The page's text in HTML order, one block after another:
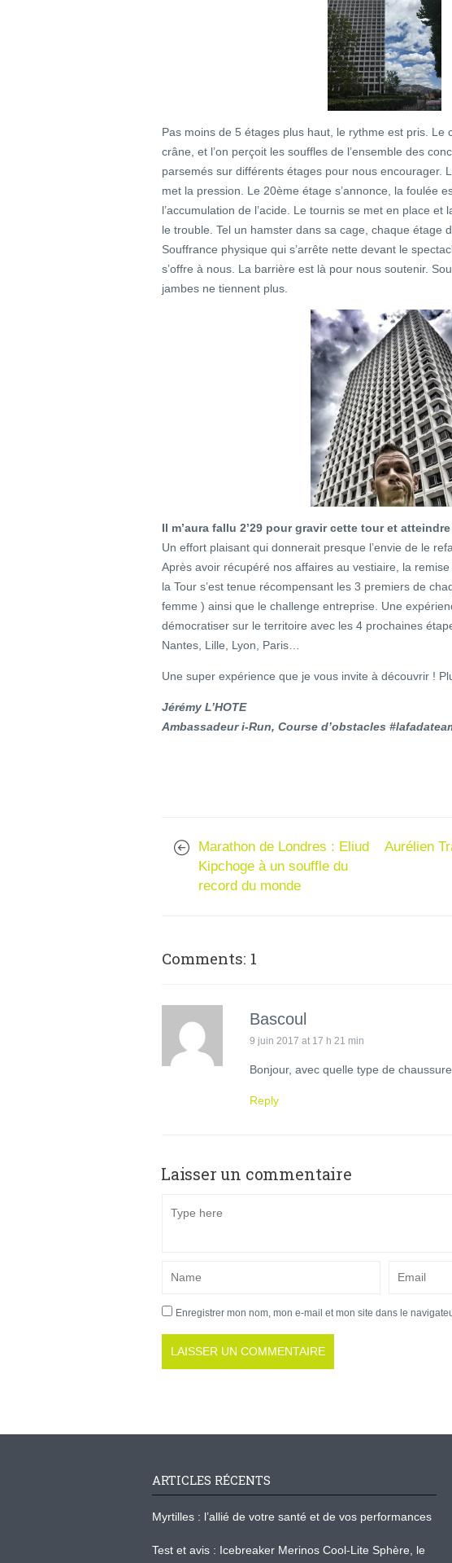
Pas moins de 5 étages plus haut, le rythme est pris.
crâne, et l’on perçoit les souffles de l’ensemble des
parsemés sur différents étages pour nous encourager.
met la pression. Le 20ème étage s’annonce, la foulée
l’accumulation de l’acide. Le tournis se met en place et
le trouble. Tel un hamster dans sa cage, chaque étage
Souffrance physique qui s’arrête nette devant le
s’offre à nous. La barrière est là pour nous soutenir.
jambes ne tiennent plus.
Il m’aura fallu 2’29 pour gravir cette tour et
Un effort plaisant qui donnerait presque l’envie de le
Après avoir récupéré nos affaires au vestiaire, la
la Tour s’est tenue récompensant les 3 premiers de
femme ) ainsi que le challenge entreprise. Une
démocratiser sur le territoire avec les 4 prochaines
Nantes, Lille, Lyon, Paris…
Une super expérience que je vous invite à découvrir !
Jérémy L’HOTE
Ambassadeur i-Run, Course d’obstacles
Marathon de Londres : Eliud
Kipchoge à un souffle du
record du monde
Aurélien
Comments: 1
Bascoul
9 juin 2017 at 17 h 21 min
Bonjour, avec quelle type de
Reply
Laisser un commentaire
Enregistrer mon nom, mon e-mail et mon site dans le
ARTICLES RÉCENTS
Myrtilles : l’allié de votre santé et de vos performances
Test et avis : Icebreaker Merinos Cool-Lite Sphère, le